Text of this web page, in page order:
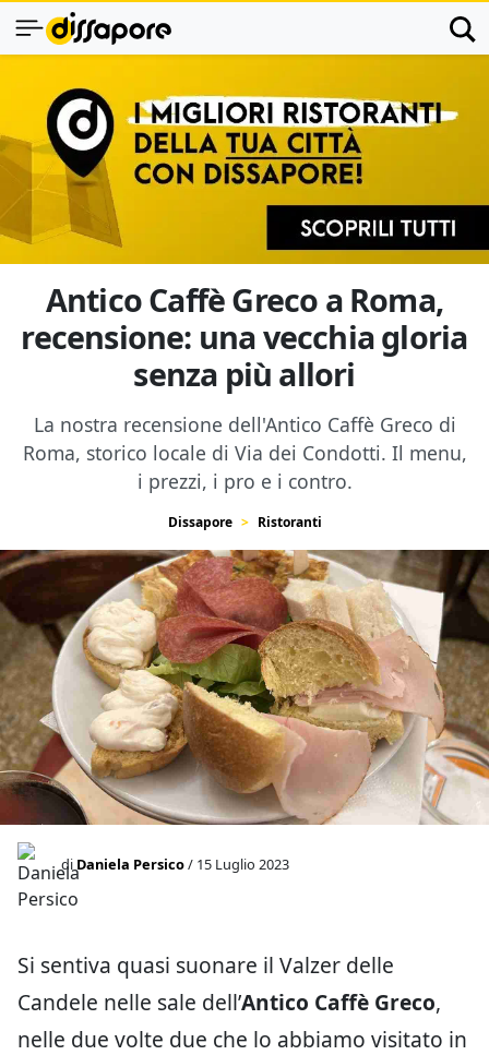
Antico Caffè Greco a Roma,
recensione: una vecchia gloria
senza più allori
La nostra recensione dell'Antico Caffè Greco di
Roma, storico locale di Via dei Condotti. Il menu,
i prezzi, i pro e i contro.
Dissapore Ristoranti
di Daniela Persico/ 15 Luglio 2023
Si sentiva quasi suonare il Valzer delle
Candele nelle sale dell’Antico Caffè Greco,
nelle due volte due che lo abbiamo visitato in